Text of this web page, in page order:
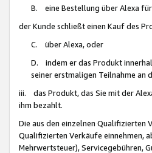
B. eine Bestellung über Alexa
der Kunde schließt einen Kauf des
C. über Alexa, oder
D. indem er das Produkt
seiner erstmaligen Teilnahme an
iii. das Produkt, das Sie mit der
ihm bezahlt.
Die aus den einzelnen Qualifizierten
Qualifizierten Verkäufe einnehmen,
Mehrwertsteuer), Servicegebühren,